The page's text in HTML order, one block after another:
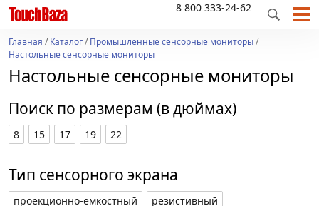
8 800 333-24-62
Главная /Каталог/Промышленные сенсорные мониторы/
Настольные сенсорные мониторы
Настольные сенсорные мониторы
Поиск по размерам (в дюймах)
8 15 17 19 22
Тип сенсорного экрана
проекционно-емкостный
резистивный